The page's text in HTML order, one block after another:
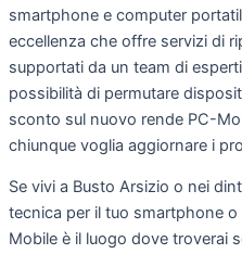
smartphone e computer
eccellenza che offre servizi di
supportati da un team di
possibilità di permutare
sconto sul nuovo rende PC-
chiunque voglia aggiornare i
Se vivi a Busto Arsizio o nei
tecnica per il tuo smartphone
Mobile è il luogo dove troverai